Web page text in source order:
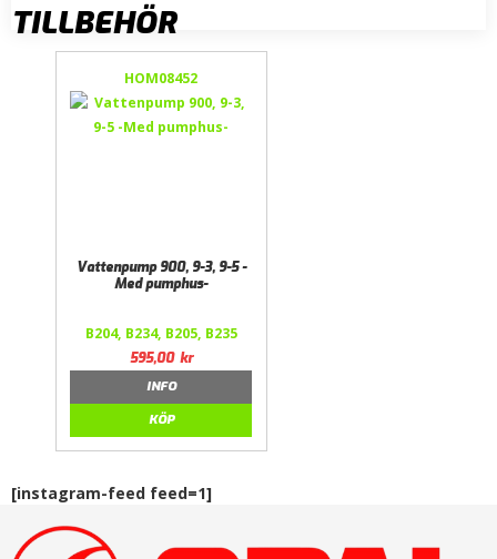
TILLBEHÖR
HOM08452
Vattenpump 900, 9-3, 9-5 -
Med pumphus-
B204, B234, B205, B235
595,00 kr
INFO
KÖP
[instagram-feed feed=1]